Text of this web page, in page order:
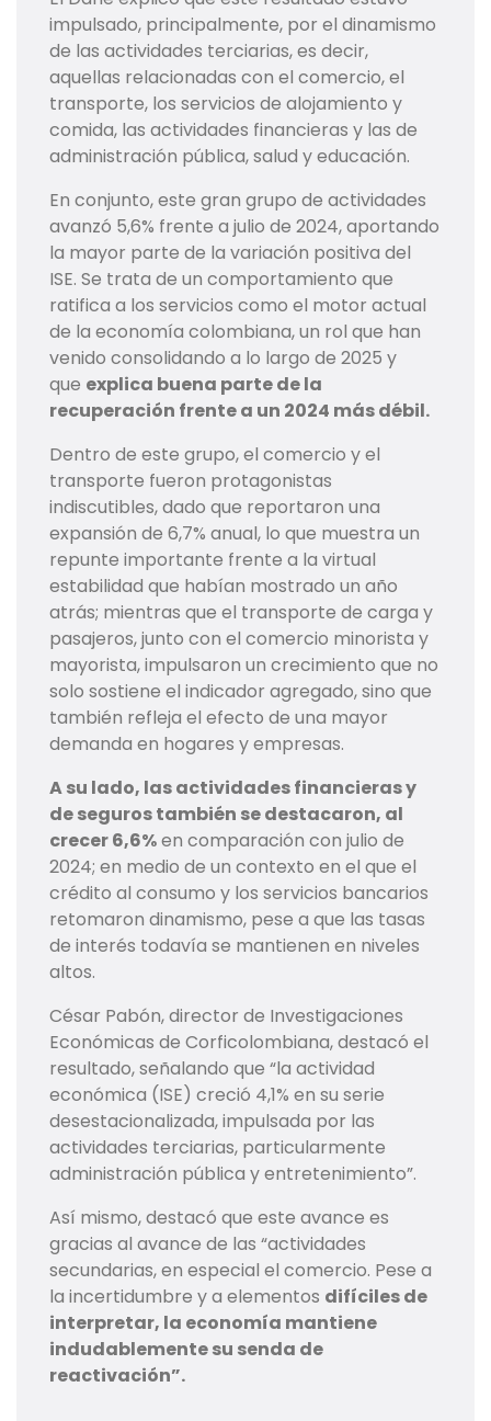
impulsado, principalmente, por el dinamismo
de las actividades terciarias, es decir,
aquellas relacionadas con el comercio, el
transporte, los servicios de alojamiento y
comida, las actividades financieras y las de
administración pública, salud y educación.
En conjunto, este gran grupo de actividades
avanzó 5,6% frente a julio de 2024, aportando
la mayor parte de la variación positiva del
ISE. Se trata de un comportamiento que
ratifica a los servicios como el motor actual
de la economía colombiana, un rol que han
venido consolidando a lo largo de 2025 y
que explica buena parte de la
recuperación frente a un 2024 más débil.
Dentro de este grupo, el comercio y el
transporte fueron protagonistas
indiscutibles, dado que reportaron una
expansión de 6,7% anual, lo que muestra un
repunte importante frente a la virtual
estabilidad que habían mostrado un año
atrás; mientras que el transporte de carga y
pasajeros, junto con el comercio minorista y
mayorista, impulsaron un crecimiento que no
solo sostiene el indicador agregado, sino que
también refleja el efecto de una mayor
demanda en hogares y empresas.
A su lado, las actividades financieras y
de seguros también se destacaron, al
crecer 6,6%en comparación con julio de
2024; en medio de un contexto en el que el
crédito al consumo y los servicios bancarios
retomaron dinamismo, pese a que las tasas
de interés todavía se mantienen en niveles
altos.
César Pabón, director de Investigaciones
Económicas de Corficolombiana, destacó el
resultado, señalando que “la actividad
económica (ISE) creció 4,1% en su serie
desestacionalizada, impulsada por las
actividades terciarias, particularmente
administración pública y entretenimiento”.
Así mismo, destacó que este avance es
gracias al avance de las “actividades
secundarias, en especial el comercio. Pese a
la incertidumbre y a elementos difíciles de
interpretar, la economía mantiene
indudablemente su senda de
reactivación”.